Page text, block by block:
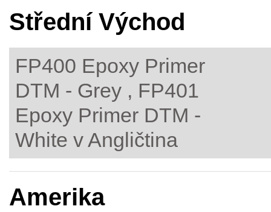
Střední Východ
FP400 Epoxy Primer
DTM - Grey , FP401
Epoxy Primer DTM -
White v Angličtina
Amerika